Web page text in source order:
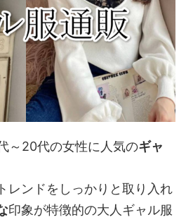
～20代の女性に人気のギャ
レンドをしっかりと取り入れ
印象が特徴的の大人ギャル服